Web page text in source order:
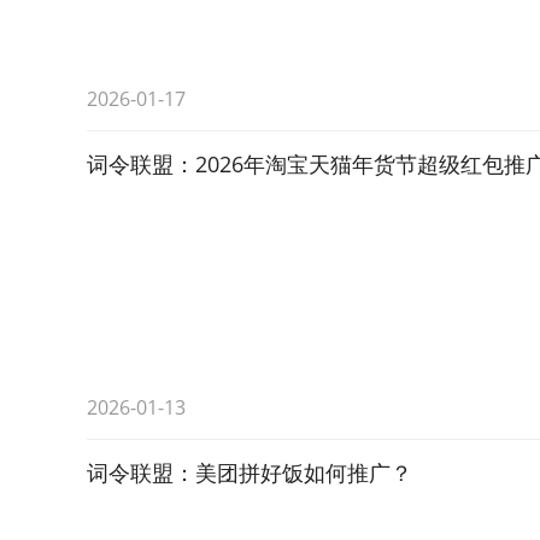
2026-01-17
词令联盟：2026年淘宝天猫年货节超级红包推
2026-01-13
词令联盟：美团拼好饭如何推广？